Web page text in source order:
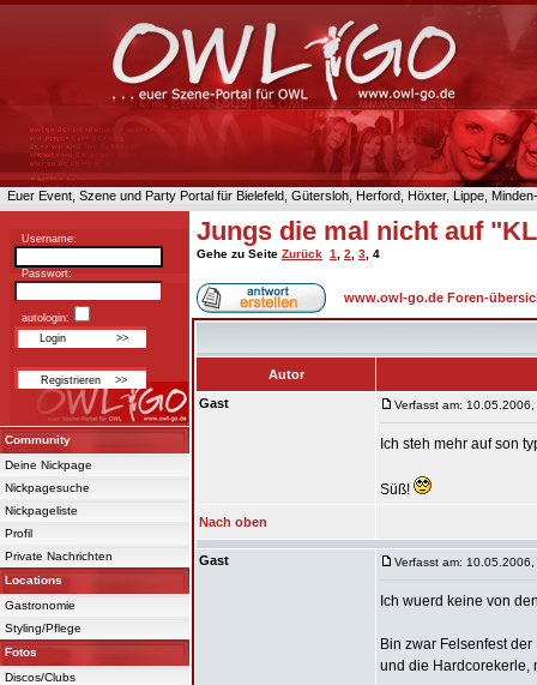
Euer Event, Szene und Party Portal für Bielefeld, Gütersloh, Herford, Höxter, Lippe,
Username:
Passwort:
autologin:
Community
Deine Nickpage
Nickpagesuche
Nickpageliste
Profil
Private Nachrichten
Locations
Gastronomie
Styling/Pflege
Fotos
Discos/Clubs
Jungs die mal nicht auf
Gehe zu Seite Zurück 1 2 3 4
www.owl-go.de Foren-
Autor
Gast
Verfasst am:
Ich steh mehr auf son
Süß!
Nach oben
Gast Verfasst am:
Ich wuerd keine von
Bin zwar Felsenfest
und die Hardcorekerle,